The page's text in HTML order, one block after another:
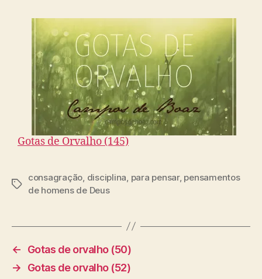
Gotas de Orvalho (145)
T
consagração, disciplina, para pensar, pensamentos
de homens de Deus
←
Gotas de orvalho (50)
→
Gotas de orvalho (52)